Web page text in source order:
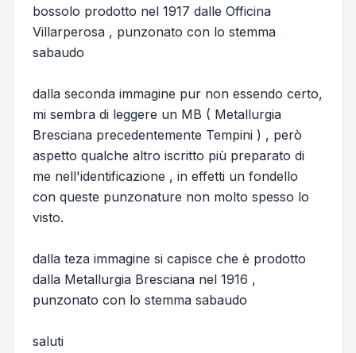
bossolo prodotto nel 1917 dalle Officina
Villarperosa , punzonato con lo stemma
sabaudo
dalla seconda immagine pur non essendo certo,
mi sembra di leggere un MB ( Metallurgia
Bresciana precedentemente Tempini ) , però
aspetto qualche altro iscritto più preparato di
me nell'identificazione , in effetti un fondello
con queste punzonature non molto spesso lo
visto.
dalla teza immagine si capisce che è prodotto
dalla Metallurgia Bresciana nel 1916 ,
punzonato con lo stemma sabaudo
saluti